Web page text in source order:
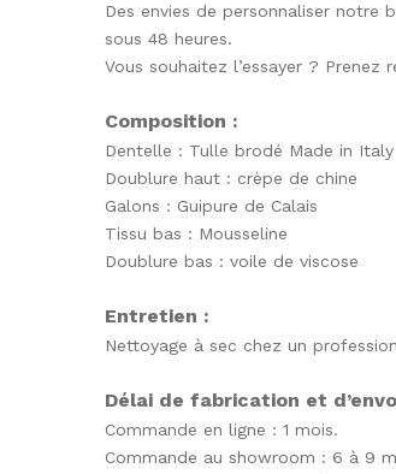
Des envies de personnaliser notre
sous 48 heures.
Vous souhaitez l’essayer ?
Composition :
Dentelle : Tulle brodé Made in Italy
Doublure haut : crèpe de chine
Galons : Guipure de Calais
Tissu bas : Mousseline
Doublure bas : voile de viscose
Entretien :
Nettoyage à sec chez un
Délai de fabrication et
Commande en ligne : 1 mois.
Commande au showroom : 6 à 9